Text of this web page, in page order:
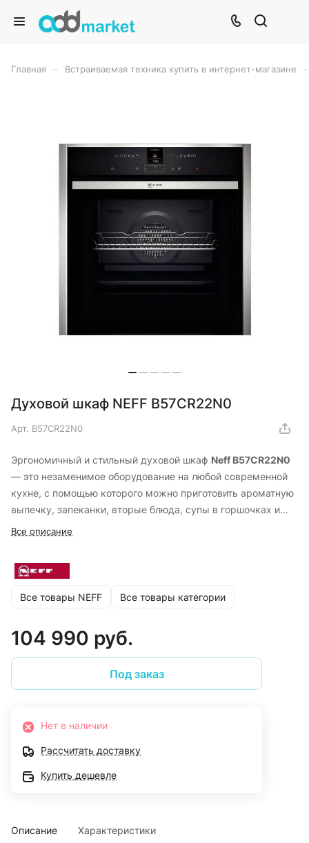
Главная Встраиваемая техника купить в интернет-магазине
Духовой шкаф NEFF B57CR22N0
Арт. B57CR22N0
Эргономичный и стильный духовой шкаф Neff B57CR22N0
— это незаменимое оборудование на любой современной
кухне, с помощью которого можно приготовить ароматную
выпечку, запеканки, вторые блюда, супы в горшочках и
т.д.. Возможность встраивания решает проблему
пиролитической самоочистки.
Все описание
Все товары NEFF Все товары категории
104 990 руб.
Под заказ
Нет в наличии
Рассчитать доставку
Купить дешевле
Описание Характеристики